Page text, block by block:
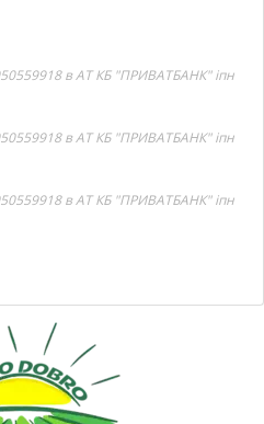
в АТ КБ "ПРИВАТБАНК" іпн
в АТ КБ "ПРИВАТБАНК" іпн
в АТ КБ "ПРИВАТБАНК" іпн